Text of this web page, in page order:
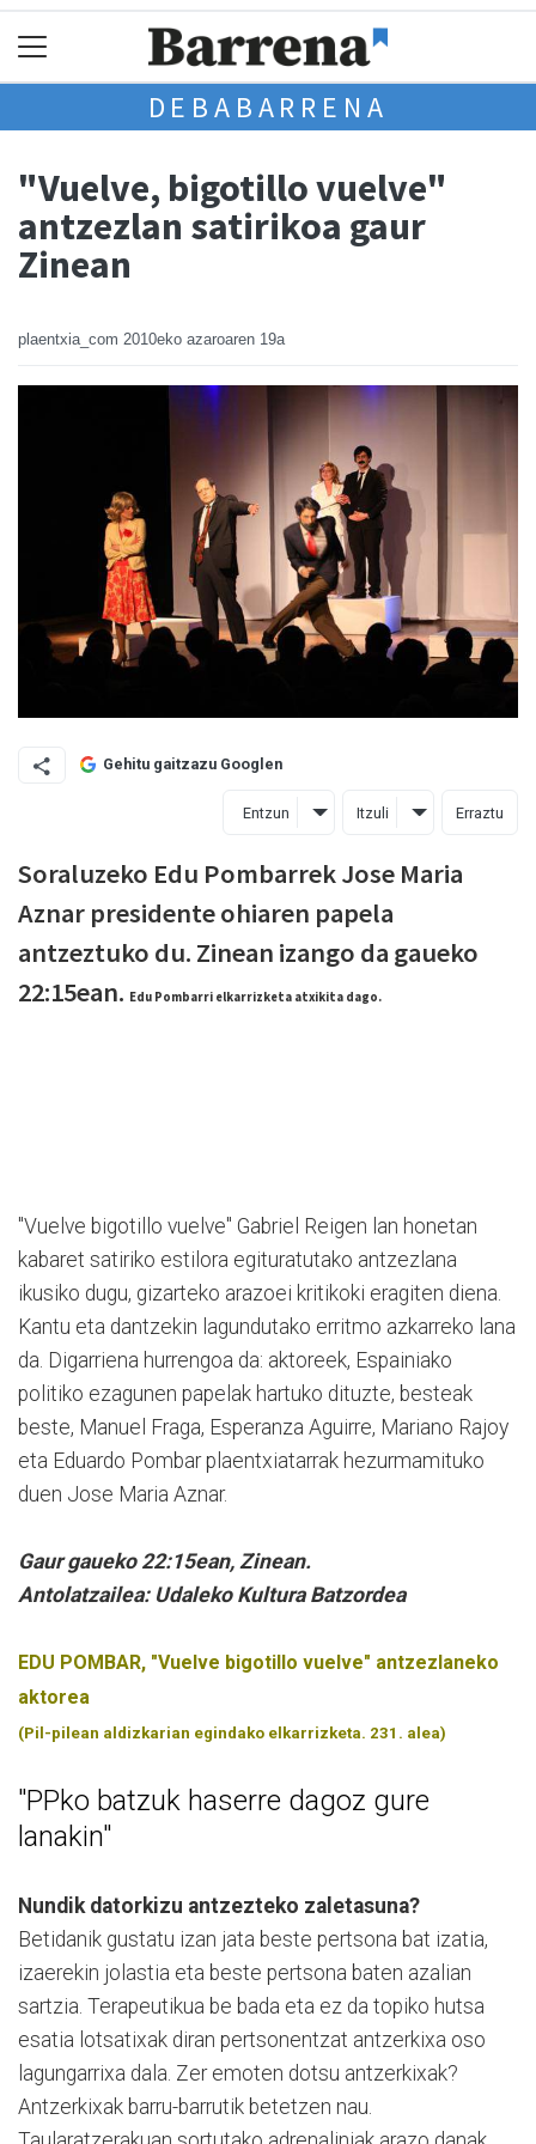
DEBABARRENA
"Vuelve, bigotillo vuelve"
antzezlan satirikoa gaur
Zinean
plaentxia_com 2010eko azaroaren 19a
Gehitu gaitzazu Googlen
Entzun Itzuli Erraztu
Soraluzeko Edu Pombarrek Jose Maria
Aznar presidente ohiaren papela
antzeztuko du. Zinean izango da gaueko
22:15ean. Edu Pombarri elkarrizketa atxikita dago.
"Vuelve bigotillo vuelve" Gabriel Reigen lan honetan
kabaret satiriko estilora egituratutako antzezlana
ikusiko dugu, gizarteko arazoei kritikoki eragiten diena.
Kantu eta dantzekin lagundutako erritmo azkarreko lana
da. Digarriena hurrengoa da: aktoreek, Espainiako
politiko ezagunen papelak hartuko dituzte, besteak
beste, Manuel Fraga, Esperanza Aguirre, Mariano Rajoy
eta Eduardo Pombar plaentxiatarrak hezurmamituko
duen Jose Maria Aznar.
Gaur gaueko 22:15ean, Zinean.
Antolatzailea: Udaleko Kultura Batzordea
EDU POMBAR, "Vuelve bigotillo vuelve" antzezlaneko
aktorea
(Pil-pilean aldizkarian egindako elkarrizketa. 231. alea)
"PPko batzuk haserre dagoz gure
lanakin"
Nundik datorkizu antzezteko zaletasuna?
Betidanik gustatu izan jata beste pertsona bat izatia,
izaerekin jolastia eta beste pertsona baten azalian
sartzia. Terapeutikua be bada eta ez da topiko hutsa
esatia lotsatixak diran pertsonentzat antzerkixa oso
lagungarrixa dala. Zer emoten dotsu antzerkixak?
Antzerkixak barru-barrutik betetzen nau.